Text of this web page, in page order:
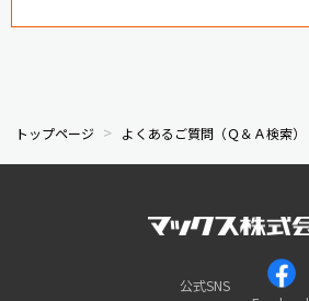
トップページ よくあるご質問（Ｑ＆Ａ検索）
公式SNS